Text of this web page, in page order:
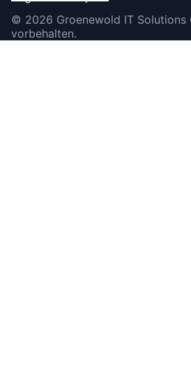
© 2026 Groenewold IT Solutions
vorbehalten.